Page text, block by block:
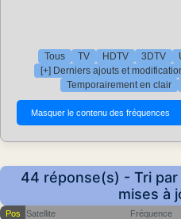
Tous TV HDTV 3DTV
[+] Derniers ajouts et
Temporairement en clair
44 réponse(s) - Tri
mises à
Pos Satellite Fréquence